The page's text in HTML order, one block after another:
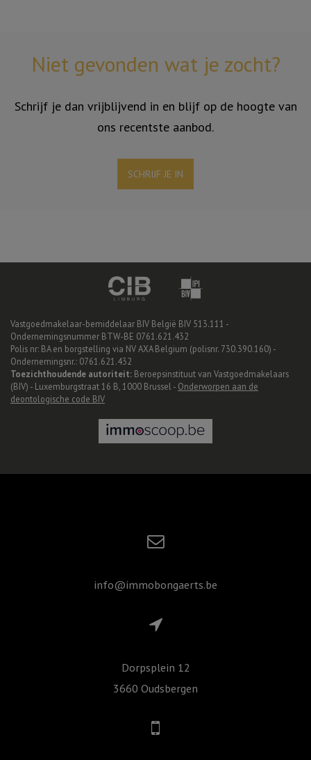
Niet gevonden wat je zocht?
Schrijf je dan vrijblijvend in en blijf op de hoogte van
ons recentste aanbod.
SCHRIJF JE IN
Vastgoedmakelaar-bemiddelaar BIV België BIV 513.111 -
Ondernemingsnummer BTW-BE 0761.621.432
Polis nr: BA en borgstelling via NV AXA Belgium (polisnr. 730.390.160) -
Ondernemingsnr.: 0761.621.432
Toezichthoudende autoriteit: Beroepsinstituut van Vastgoedmakelaars
(BIV) - Luxemburgstraat 16 B, 1000 Brussel - Onderworpen aan de
deontologische code BIV
info@immobongaerts.be
Dorpsplein 12
3660 Oudsbergen